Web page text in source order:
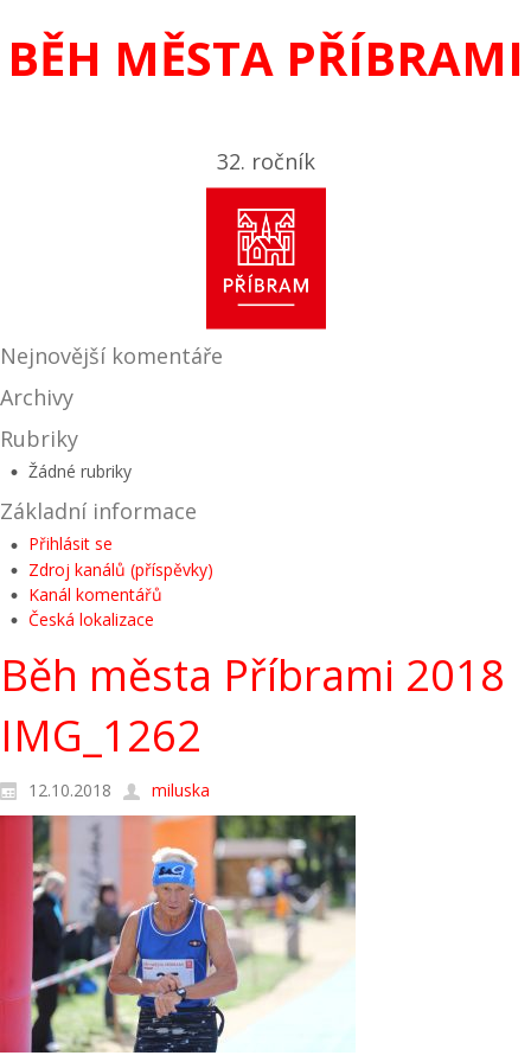
BĚH MĚSTA PŘÍBRAMI
32. ročník
Nejnovější komentáře
Archivy
Rubriky
Žádné rubriky
Základní informace
Přihlásit se
Zdroj kanálů (příspěvky)
Kanál komentářů
Česká lokalizace
Běh města Příbrami 2018
IMG_1262
12.10.2018 miluska